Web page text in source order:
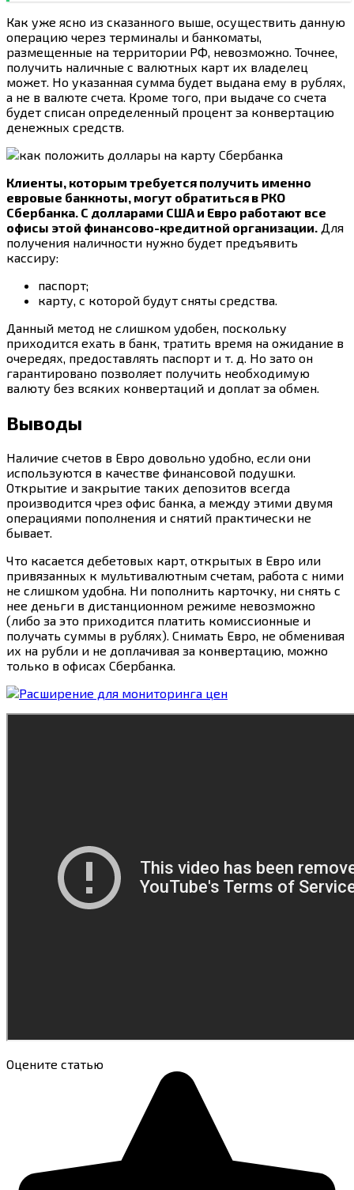
Как уже ясно из сказанного выше, осуществить данную
операцию через терминалы и банкоматы,
размещенные на территории РФ, невозможно. Точнее,
получить наличные с валютных карт их владелец
может. Но указанная сумма будет выдана ему в рублях,
а не в валюте счета. Кроме того, при выдаче со счета
будет списан определенный процент за конвертацию
денежных средств.
Клиенты, которым требуется получить именно
евровые банкноты, могут обратиться в РКО
Сбербанка. С долларами США и Евро работают все
офисы этой финансово-кредитной организации. Для
получения наличности нужно будет предъявить
кассиру:
паспорт;
карту, с которой будут сняты средства.
Данный метод не слишком удобен, поскольку
приходится ехать в банк, тратить время на ожидание в
очередях, предоставлять паспорт и т. д. Но зато он
гарантировано позволяет получить необходимую
валюту без всяких конвертаций и доплат за обмен.
Выводы
Наличие счетов в Евро довольно удобно, если они
используются в качестве финансовой подушки.
Открытие и закрытие таких депозитов всегда
производится чрез офис банка, а между этими двумя
операциями пополнения и снятий практически не
бывает.
Что касается дебетовых карт, открытых в Евро или
привязанных к мультивалютным счетам, работа с ними
не слишком удобна. Ни пополнить карточку, ни снять с
нее деньги в дистанционном режиме невозможно
(либо за это приходится платить комиссионные и
получать суммы в рублях). Снимать Евро, не обменивая
их на рубли и не доплачивая за конвертацию, можно
только в офисах Сбербанка.
Оцените статью